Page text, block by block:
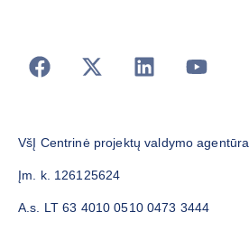
VšĮ Centrinė projektų valdymo agentūra
Įm. k. 126125624
A.s. LT 63 4010 0510 0473 3444